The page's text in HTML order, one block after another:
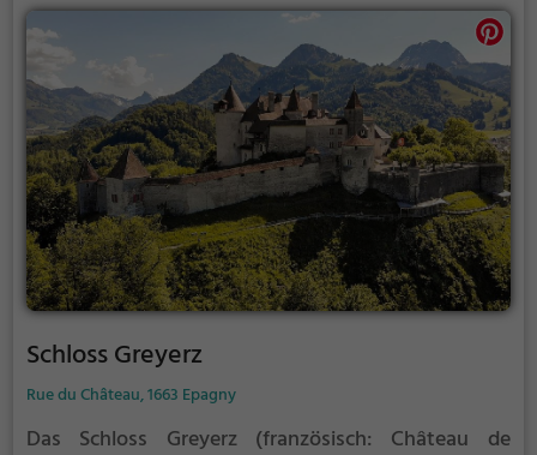
Dame seine Sammlung stadtgeschichtlicher Objekte
ausstellen. Zuerst hiess das Haus Musée du Vieux-
Lausanne, später Musée de l’Évêché und dann
Musée historique de Lausanne.
Schloss Greyerz
Rue du Château, 1663 Epagny
Das Schloss Greyerz (französisch: Château de